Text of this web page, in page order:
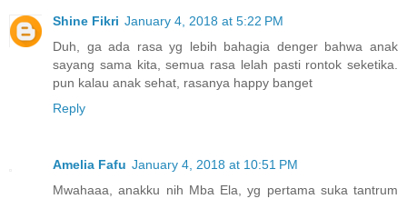
Shine Fikri January 4, 2018 at 5:22 PM
Duh, ga ada rasa yg lebih bahagia denger bahwa anak
sayang sama kita, semua rasa lelah pasti rontok seketika.
pun kalau anak sehat, rasanya happy banget
Reply
Amelia Fafu January 4, 2018 at 10:51 PM
Mwahaaa, anakku nih Mba Ela, yg pertama suka tantrum